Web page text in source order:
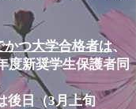
かつ大学合格者は、
度新奨学生保護者同
日（3月上旬